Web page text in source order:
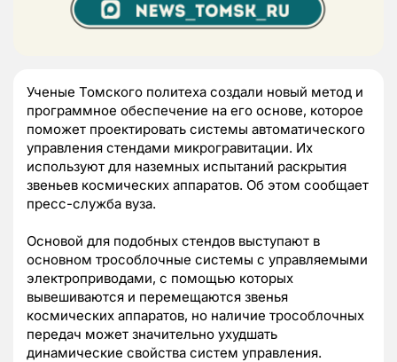
Ученые Томского политеха создали новый метод и
программное обеспечение на его основе, которое
поможет проектировать системы автоматического
управления стендами микрогравитации. Их
используют для наземных испытаний раскрытия
звеньев космических аппаратов. Об этом сообщает
пресс-служба вуза.
Основой для подобных стендов выступают в
основном трособлочные системы с управляемыми
электроприводами, с помощью которых
вывешиваются и перемещаются звенья
космических аппаратов, но наличие трособлочных
передач может значительно ухудшать
динамические свойства систем управления.